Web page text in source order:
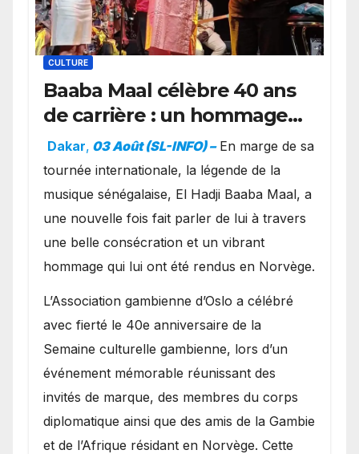
CULTURE
Baaba Maal célèbre 40 ans
de carrière : un hommage
exceptionnel à Oslo en
présence de la famille
royale.
Dakar, 03 Août (SL-INFO) – ​En marge de sa
tournée internationale, la légende de la
musique sénégalaise, El Hadji Baaba Maal, a
une nouvelle fois fait parler de lui à travers
une belle consécration et un vibrant
hommage qui lui ont été rendus en Norvège.
​L’Association gambienne d’Oslo a célébré
avec fierté le 40e anniversaire de la
Semaine culturelle gambienne, lors d’un
événement mémorable réunissant des
invités de marque, des membres du corps
diplomatique ainsi que des amis de la Gambie
et de l’Afrique résidant en Norvège. Cette